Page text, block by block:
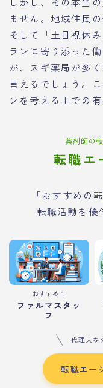
ません。地域住民
そして「土日祝休
ランに寄り添った
が、スギ薬局が多
言えるでしょう。
ンを考える上での
薬剤師の
転職エ
「おすすめの
転職活動を優
おすすめ１
ファルマスタッ
フ
代理人を
転職エー